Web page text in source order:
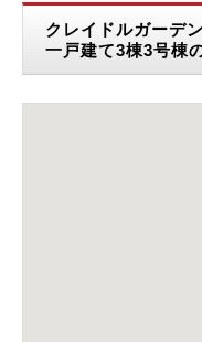
クレイドルガーデ
一戸建て3棟3号棟